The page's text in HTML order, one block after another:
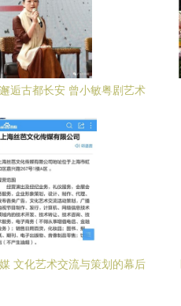
逅古都长安 曾小敏粤剧艺术
媒 文化艺术交流与策划的幕后